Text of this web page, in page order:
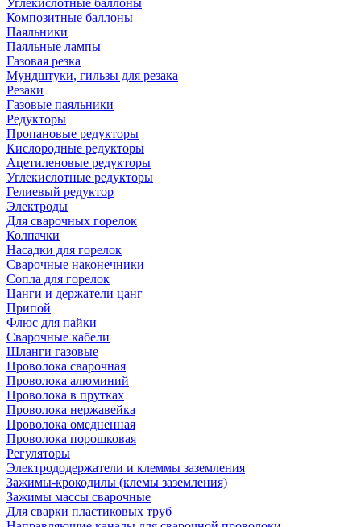
Углекислотные баллоны
Композитные баллоны
Паяльники
Паяльные лампы
Газовая резка
Мундштуки, гильзы для резака
Резаки
Газовые паяльники
Редукторы
Пропановые редукторы
Кислородные редукторы
Ацетиленовые редукторы
Углекислотные редукторы
Гелиевый редуктор
Электроды
Для сварочных горелок
Колпачки
Насадки для горелок
Сварочные наконечники
Сопла для горелок
Цанги и держатели цанг
Припой
Флюс для пайки
Сварочные кабели
Шланги газовые
Проволока сварочная
Проволока алюминий
Проволока в прутках
Проволока нержавейка
Проволока омедненная
Проволока порошковая
Регуляторы
Электрододержатели и клеммы заземления
Зажимы-крокодилы (клемы заземления)
Зажимы массы сварочные
Для сварки пластиковых труб